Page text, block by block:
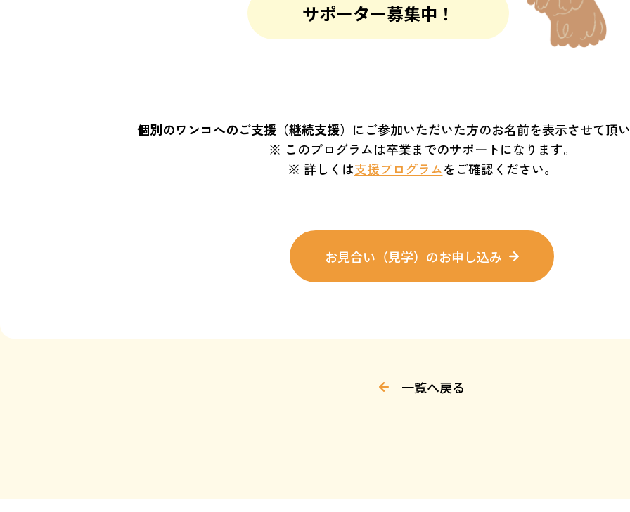
サポーター募集中！
個別のワンコへのご支援（継続支援） にご参加いただいた方のお名前を表示させて頂
このプログラムは卒業までのサポートになります。
詳しくは支援プログラムをご確認ください。
お見合い（見学）のお申し込み
一覧へ戻る